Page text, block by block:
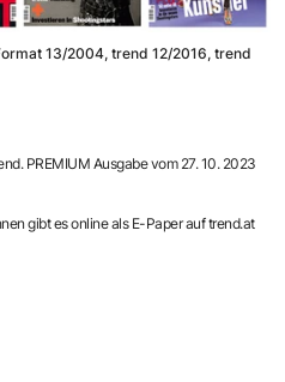
13/2004, trend 12/2016, trend
PREMIUM Ausgabe vom 27. 10. 2023
gibt es online als E-Paper auftrend.at